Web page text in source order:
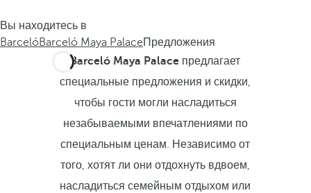
Вы находитесь в
BarcelóBarceló Maya PalaceПредложения
Barceló Maya Palace предлагает
специальные предложения и скидки,
чтобы гости могли насладиться
незабываемыми впечатлениями по
специальным ценам. Независимо от
того, хотят ли они отдохнуть вдвоем,
насладиться семейным отдыхом или